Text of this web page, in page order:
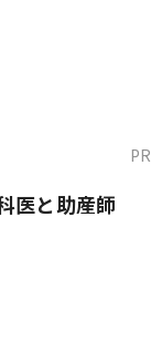
PR
医と助産師